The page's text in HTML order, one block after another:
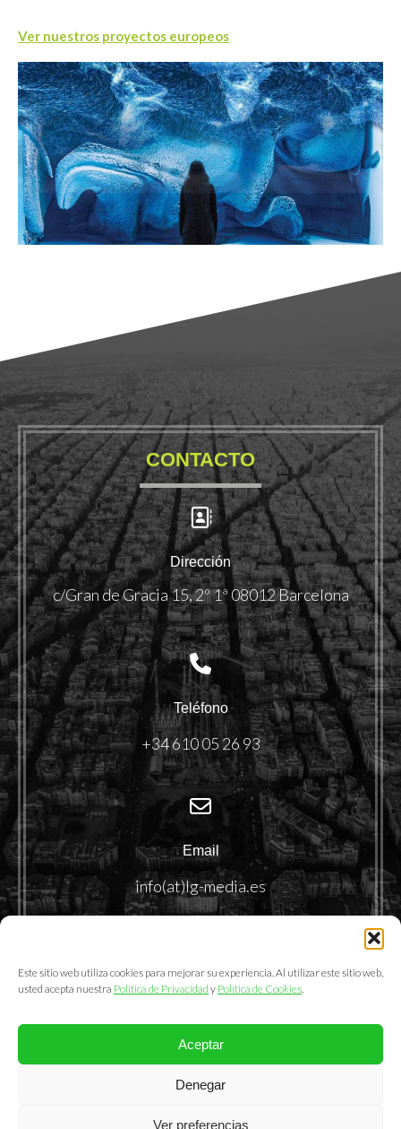
Este sitio web utiliza cookies para mejorar su experiencia. Al utilizar este sitio web,
usted acepta nuestra Política de Privacidad y Política de Cookies.
Aceptar
Denegar
Ver preferencias
Ver nuestros proyectos europeos
CONTACTO
Dirección
c/Gran de Gracia 15, 2º 1ª 08012 Barcelona
Teléfono
+34 610 05 26 93
Email
info(at)lg-media.es
@2025. LemonGrass Communications S.L.